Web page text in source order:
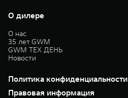
О дилере
О нас
35 лет GWM
GWM ТЕХ ДЕНЬ
Новости
Политика конфиденциальности
Правовая информация